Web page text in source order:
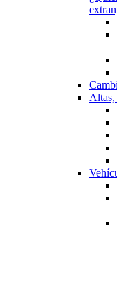
Altas,